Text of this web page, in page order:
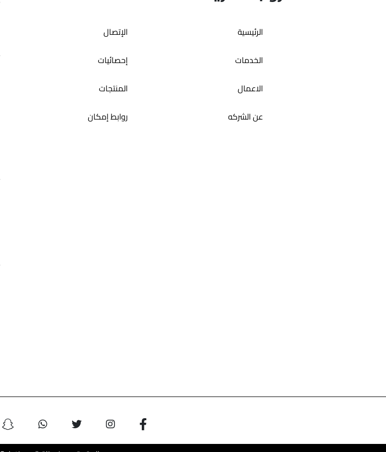
الرئيسية
الخدمات
الاعمال
عن الشركه
الإتصال
إحصائيات
المنتجات
روابط إمكان